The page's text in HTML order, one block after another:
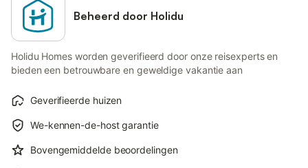
Beheerd door Holidu
Holidu Homes worden geverifieerd door onze reisexperts en
bieden een betrouwbare en geweldige vakantie aan
Geverifieerde huizen
We-kennen-de-host garantie
Bovengemiddelde beoordelingen